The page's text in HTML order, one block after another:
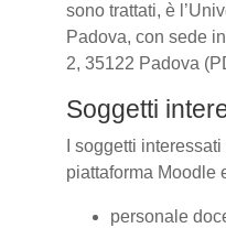
sono trattati, è
Padova, con sede
2, 35122 Padova
Soggetti
I soggetti
piattaforma Moodle
personale